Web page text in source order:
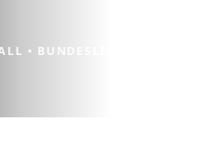
• BUNDESLIGA